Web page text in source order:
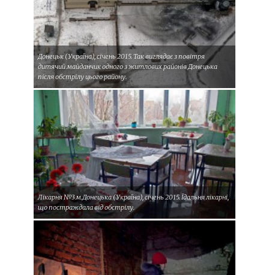
Донецьк (Україна), січень 2015. Так виглядає з повітря
дитячий майданчик одного з житлових районів Донецька
після обстрілу цього району.
Лікарня №3 м.Донецька (Україна), січень 2015. Їдальня лікарні,
що постраждала від обстрілу.